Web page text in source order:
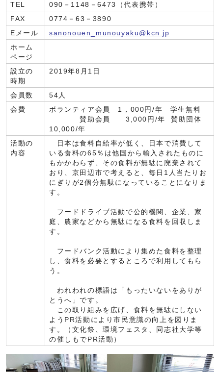
TEL
090－1148－6473（代表携帯）
FAX
0774－63－3890
Eメール
sanonouen_munouyaku@kcn.jp
ホーム
ページ
設立の
時期
2019年8月1日
会員数
54人
会費
ボランティア会員 1，000円/年 学生無料
賛助会員 3,000円/年 賛助団体
10,000/年
活動の
内容
日本は食料自給率が低く、日本で消費して
いる食料の65％は他国から輸入されたものに
もかかわらず、その食料が無駄に廃棄されて
おり、京田辺市で考えると、毎日1人当たりお
にぎりが2個分無駄になっていることになりま
す。
フードドライブ活動で公的機関、企業、家
庭、農家などから無駄になる食料を回収しま
す。
フードバンク活動により集めた食料を整理
し、食料を必要とするところで利用してもら
う。
われわれの標語は「もったいないをありが
とうへ」です。
この取り組みを広げ、食料を無駄にしない
ようPR活動により市民意識の向上を図りま
す。（文化祭、環境フェスタ、同志社大学等
の催しもでPR活動）